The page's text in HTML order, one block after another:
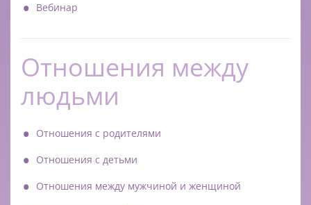
Вебинар
Отношения между
людьми
Отношения с родителями
Отношения с детьми
Отношения между мужчиной и женщиной